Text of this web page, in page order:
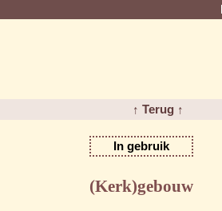
↑ Terug ↑
In gebruik
(Kerk)gebouw